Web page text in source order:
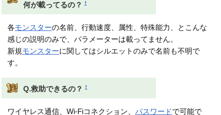
何が載ってるの？
†
各モンスターの名前、行動速度、属性、特殊能力、とこんな
感じの説明のみで、パラメーターは載ってません。
新規モンスターに関してはシルエットのみで名前も不明で
す。
Q.救助できるの？ †
ワイヤレス通信、Wi-Fiコネクション、パスワードで可能で